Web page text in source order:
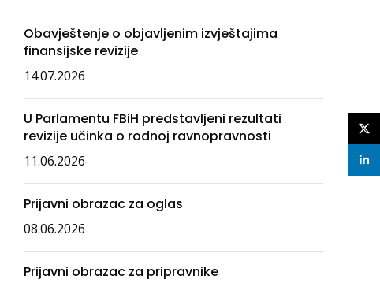
Obavještenje o objavljenim izvještajima
finansijske revizije
14.07.2026
U Parlamentu FBiH predstavljeni rezultati
revizije učinka o rodnoj ravnopravnosti
11.06.2026
Prijavni obrazac za oglas
08.06.2026
Prijavni obrazac za pripravnike